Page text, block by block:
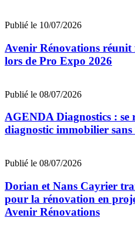
Publié le 10/07/2026
Avenir Rénovations réunit
lors de Pro Expo 2026
Publié le 08/07/2026
AGENDA Diagnostics : se
diagnostic immobilier
Publié le 08/07/2026
Dorian et Nans Cayrier
pour la rénovation en
Avenir Rénovations